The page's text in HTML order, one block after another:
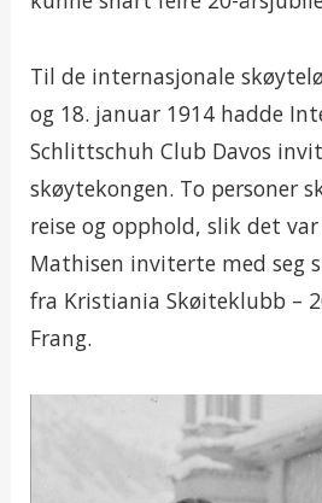
Til de internasjonale
og 18. januar 1914 hadde
Schlittschuh Club Davos
skøytekongen. To personer
reise og opphold, slik det
Mathisen inviterte med seg
fra Kristiania Skøiteklubb –
Frang.